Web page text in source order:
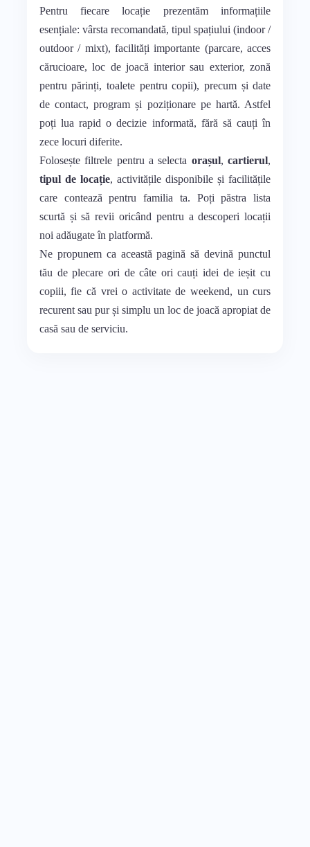
Pentru fiecare locație prezentăm informațiile
esențiale: vârsta recomandată, tipul spațiului (indoor /
outdoor / mixt), facilități importante (parcare, acces
cărucioare, loc de joacă interior sau exterior, zonă
pentru părinți, toalete pentru copii), precum și date
de contact, program și poziționare pe hartă. Astfel
poți lua rapid o decizie informată, fără să cauți în
zece locuri diferite.
Folosește filtrele pentru a selecta orașul,cartierul,
tipul de locație, activitățile disponibile și facilitățile
care contează pentru familia ta. Poți păstra lista
scurtă și să revii oricând pentru a descoperi locații
noi adăugate în platformă.
Ne propunem ca această pagină să devină punctul
tău de plecare ori de câte ori cauți idei de ieșit cu
copiii, fie că vrei o activitate de weekend, un curs
recurent sau pur și simplu un loc de joacă apropiat de
casă sau de serviciu.